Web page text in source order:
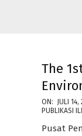
The
2022-
07-
14
ON: JULI
PUBLIKASI
Pusat